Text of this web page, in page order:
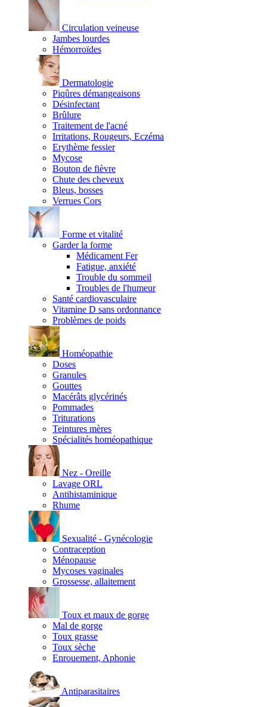
Circulation veineuse
Jambes lourdes
Hémorroïdes
Dermatologie
Piqûres démangeaisons
Désinfectant
Brûlure
Traitement de l'acné
Irritations, Rougeurs, Eczéma
Erythème fessier
Mycose
Bouton de fièvre
Chute des cheveux
Bleus, bosses
Verrues Cors
Forme et vitalité
Garder la forme
Médicament Fer
Fatigue, anxiété
Trouble du sommeil
Troubles de l'humeur
Santé cardiovasculaire
Vitamine D sans ordonnance
Problèmes de poids
Homéopathie
Doses
Granules
Gouttes
Macérâts glycérinés
Pommades
Triturations
Teintures mères
Spécialités homéopathique
Nez - Oreille
Lavage ORL
Antihistaminique
Rhume
Sexualité - Gynécologie
Contraception
Ménopause
Mycoses vaginales
Grossesse, allaitement
Toux et maux de gorge
Mal de gorge
Toux grasse
Toux sèche
Enrouement, Aphonie
Antiparasitaires